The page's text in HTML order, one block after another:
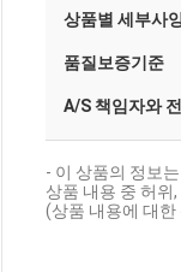
상품별 세부사
품질보증기준
A/S 책임자와
- 이 상품의 정보
상품 내용 중 허
(상품 내용에 대